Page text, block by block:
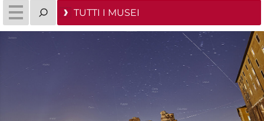
TUTTI I MUSEI